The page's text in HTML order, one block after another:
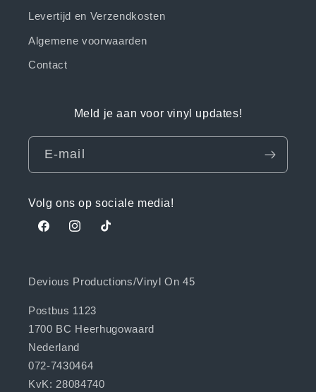
Levertijd en Verzendkosten
Algemene voorwaarden
Contact
Meld je aan voor vinyl updates!
E‑mail
Volg ons op sociale media!
FacebookInstagramTikTok
Devious Productions/Vinyl On 45
Postbus 1123
1700 BC Heerhugowaard
Nederland
072-7430464
KvK: 28084740